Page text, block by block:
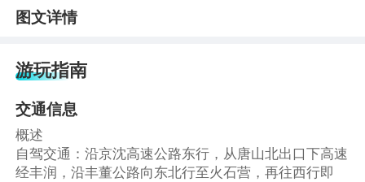
图文详情
游玩指南
交通信息
概述
自驾交通：沿京沈高速公路东行，从唐山北出口下高速
经丰润，沿丰董公路向东北行至火石营，再往西行即